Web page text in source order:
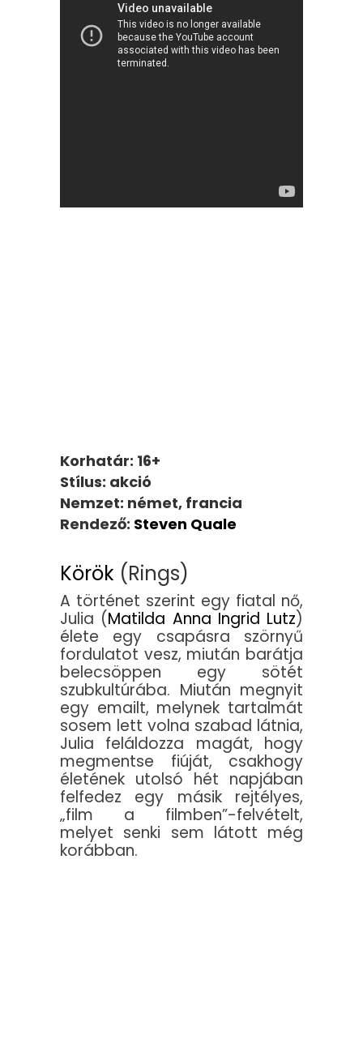
Korhatár: 16+
Stílus: akció
Nemzet: német, francia
Rendező: Steven Quale
Körök (Rings)
A történet szerint egy fiatal nő,
Julia (Matilda Anna Ingrid Lutz)
élete egy csapásra szörnyű
fordulatot vesz, miután barátja
belecsöppen egy sötét
szubkultúrába. Miután megnyit
egy emailt, melynek tartalmát
sosem lett volna szabad látnia,
Julia feláldozza magát, hogy
megmentse fiúját, csakhogy
életének utolsó hét napjában
felfedez egy másik rejtélyes,
„film a filmben”-felvételt,
melyet senki sem látott még
korábban.